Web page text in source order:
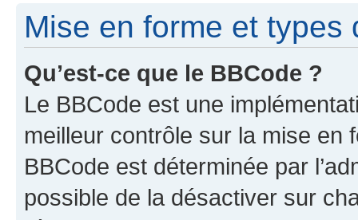
Mise en forme et types
Qu’est-ce que le BBCode ?
Le BBCode est une
meilleur contrôle sur la mise en
BBCode est déterminée par
possible de la désactiver sur